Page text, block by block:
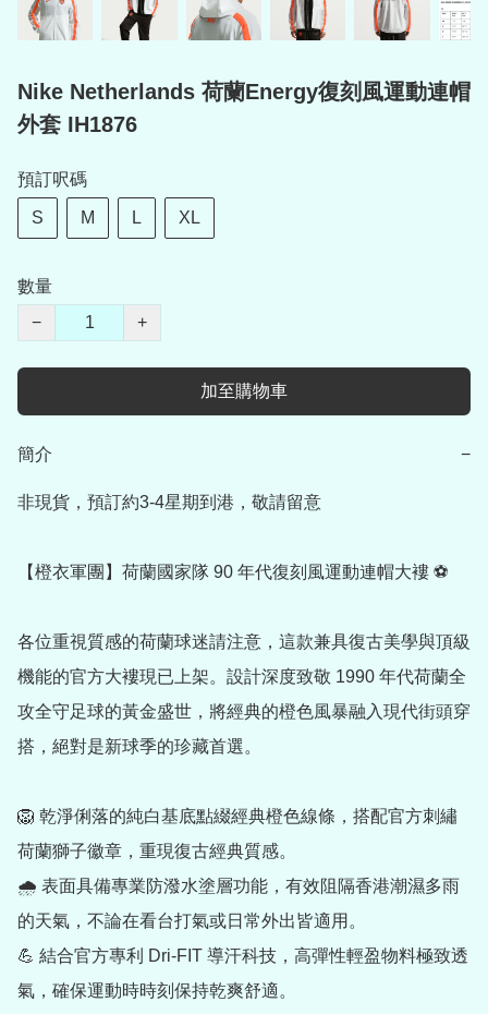
Nike Netherlands 荷蘭Energy復刻風運動連帽
外套 IH1876
預訂呎碼
S M L XL
數量
−
+
加至購物車
簡介 −
非現貨，預訂約3-4星期到港，敬請留意
【橙衣軍團】荷蘭國家隊 90 年代復刻風運動連帽大褸 ⚽
各位重視質感的荷蘭球迷請注意，這款兼具復古美學與頂級
機能的官方大褸現已上架。設計深度致敬 1990 年代荷蘭全
攻全守足球的黃金盛世，將經典的橙色風暴融入現代街頭穿
搭，絕對是新球季的珍藏首選。
🦁 乾淨俐落的純白基底點綴經典橙色線條，搭配官方刺繡
荷蘭獅子徽章，重現復古經典質感。
🌧️ 表面具備專業防潑水塗層功能，有效阻隔香港潮濕多雨
的天氣，不論在看台打氣或日常外出皆適用。
💪 結合官方專利 Dri-FIT 導汗科技，高彈性輕盈物料極致透
氣，確保運動時時刻保持乾爽舒適。